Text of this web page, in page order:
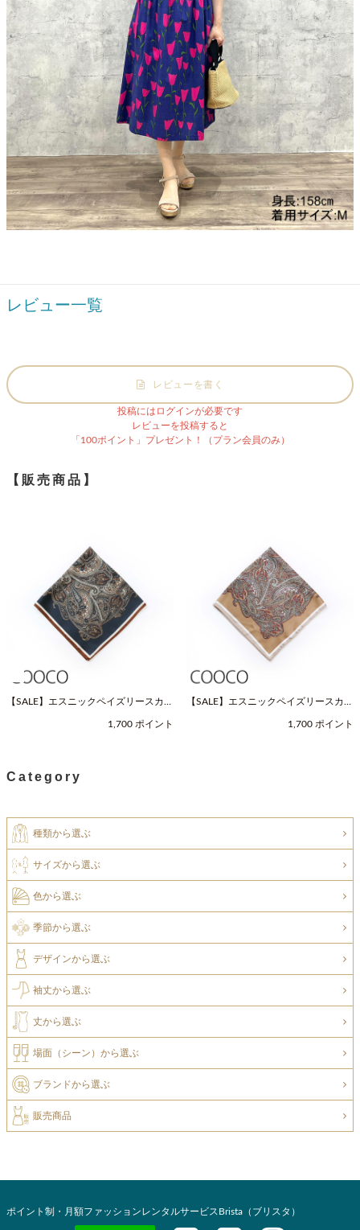
レビュー一覧
レビューを書く
投稿にはログインが必要です
レビューを投稿すると
「100ポイント」プレゼント！（プラン会員のみ）
【販売商品】
【SALE】エスニックペイズリースカー
1,700 ポイント
【SALE】エスニックペイズリースカー
1,700 ポイント
Category
種類から選ぶ
サイズから選ぶ
色から選ぶ
季節から選ぶ
デザインから選ぶ
袖丈から選ぶ
丈から選ぶ
場面（シーン）から選ぶ
ブランドから選ぶ
販売商品
ポイント制・月額ファッションレンタルサービスBrista（ブリスタ）